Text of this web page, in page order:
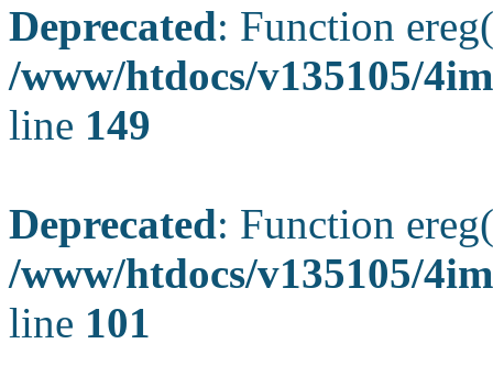
Deprecated: Function
/www/htdocs/v135105/
line 149
Deprecated: Function
/www/htdocs/v135105/
line 101